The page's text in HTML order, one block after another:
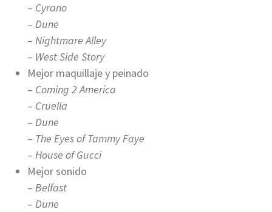
– Cyrano
– Dune
– Nightmare Alley
– West Side Story
Mejor maquillaje y peinado
– Coming 2 America
– Cruella
– Dune
– The Eyes of Tammy Faye
– House of Gucci
Mejor sonido
– Belfast
– Dune